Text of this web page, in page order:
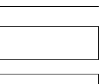
Юнак